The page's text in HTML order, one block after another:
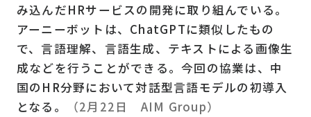
み込んだHRサービスの開発に取り組んでいる。
アーニーボットは、ChatGPTに類似したもの
で、言語理解、言語生成、テキストによる画像生
成などを行うことができる。今回の協業は、中
国のHR分野において対話型言語モデルの初導入
となる。
（2月22日 AIM Group）